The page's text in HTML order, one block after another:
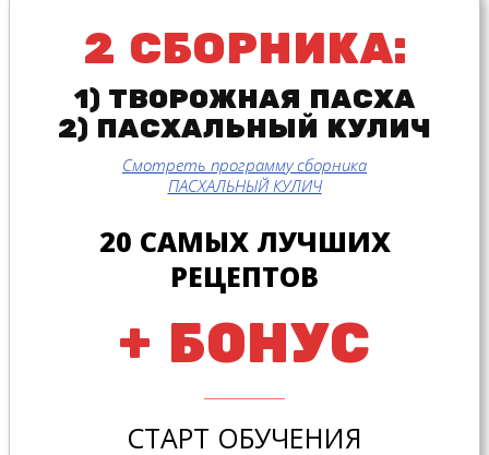
2 СБОРНИКА:
1) ТВОРОЖНАЯ ПАСХА
2) ПАСХАЛЬНЫЙ КУЛИЧ
Смотреть программу сборника
ПАСХАЛЬНЫЙ КУЛИЧ
20 САМЫХ ЛУЧШИХ
РЕЦЕПТОВ
+ БОНУС
СТАРТ ОБУЧЕНИЯ